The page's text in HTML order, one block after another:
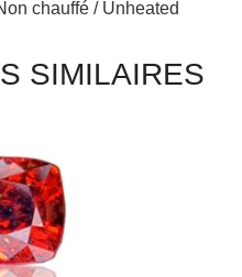
chauffé / Unheated
SIMILAIRES